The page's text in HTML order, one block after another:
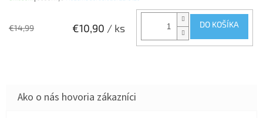
€14,99 €10,90 / ks DO KOŠÍKA